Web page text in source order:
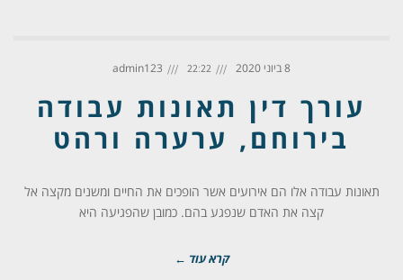
8 ביוני 2020 22:22
admin123
עורך דין תאונות עבודה
בירוחם, ערערה ורהט
תאונות עבודה אלו הם אירועים אשר הופכים את החיים ומשנים מקצה אל
קצה את האדם שנפגע בהם. כמובן שהפגיעה היא
קרא עוד ←